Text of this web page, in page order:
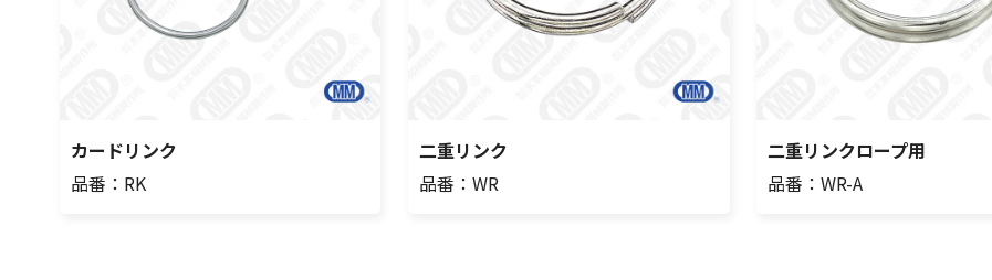
カードリンク
品番：RK
二重リンク
品番：WR
二重リンクロープ用
品番：WR-A